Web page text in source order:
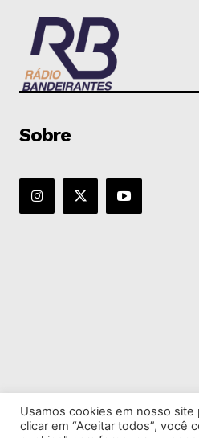
Sobre
Usamos cookies em nosso
clicar em “Aceitar todos”, você